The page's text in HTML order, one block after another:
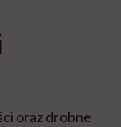
oraz drobne